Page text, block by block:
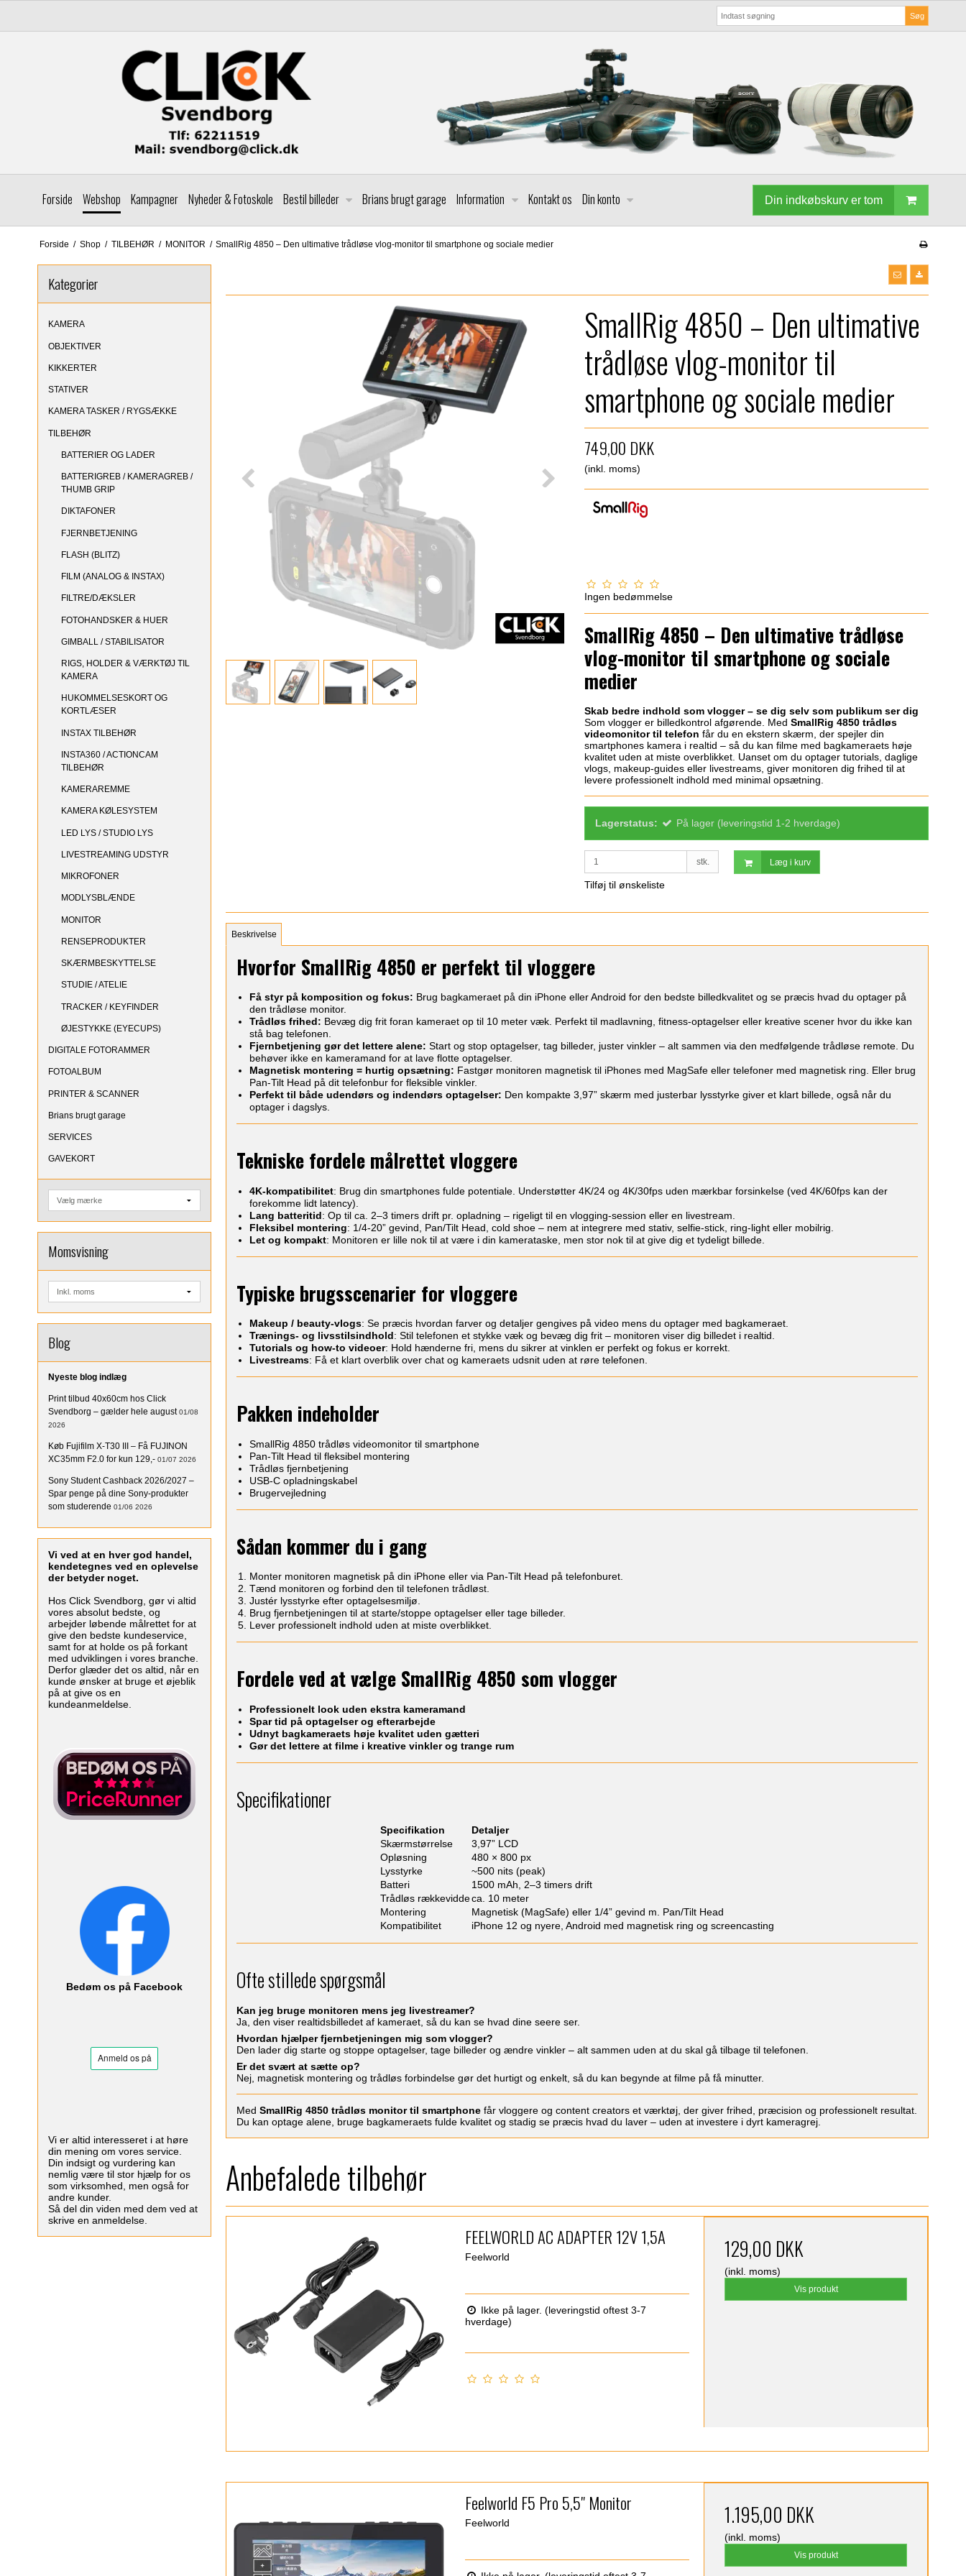
Søg
Forside Webshop Kampagner Nyheder & Fotoskole Bestil billeder Brians brugt garage Information Kontakt os Din konto Din indkøbskurv er tom
Forside / Shop / TILBEHØR / MONITOR / SmallRig 4850 – Den ultimative trådløse vlog-monitor til smartphone og sociale medier
Kategorier
KAMERA
OBJEKTIVER
KIKKERTER
STATIVER
KAMERA TASKER / RYGSÆKKE
TILBEHØR
BATTERIER OG LADER
BATTERIGREB / KAMERAGREB /
THUMB GRIP
DIKTAFONER
FJERNBETJENING
FLASH (BLITZ)
FILM (ANALOG & INSTAX)
FILTRE/DÆKSLER
FOTOHANDSKER & HUER
GIMBALL / STABILISATOR
RIGS, HOLDER & VÆRKTØJ TIL
KAMERA
HUKOMMELSESKORT OG
KORTLÆSER
INSTAX TILBEHØR
INSTA360 / ACTIONCAM
TILBEHØR
KAMERAREMME
KAMERA KØLESYSTEM
LED LYS / STUDIO LYS
LIVESTREAMING UDSTYR
MIKROFONER
MODLYSBLÆNDE
MONITOR
RENSEPRODUKTER
SKÆRMBESKYTTELSE
STUDIE / ATELIE
TRACKER / KEYFINDER
ØJESTYKKE (EYECUPS)
DIGITALE FOTORAMMER
FOTOALBUM
PRINTER & SCANNER
Brians brugt garage
SERVICES
GAVEKORT
Momsvisning
Blog
Nyeste blog indlæg
Print tilbud 40x60cm hos Click
Svendborg – gælder hele august 01/08
2026
Køb Fujifilm X-T30 III – Få FUJINON
XC35mm F2.0 for kun 129,- 01/07 2026
Sony Student Cashback 2026/2027 –
Spar penge på dine Sony-produkter
som studerende 01/06 2026
Vi ved at en hver god handel,
kendetegnes ved en oplevelse
der betyder noget.
Hos Click Svendborg, gør vi altid
vores absolut bedste, og
arbejder løbende målrettet for at
give den bedste kundeservice,
samt for at holde os på forkant
med udviklingen i vores branche.
Derfor glæder det os altid, når en
kunde ønsker at bruge et øjeblik
på at give os en
kundeanmeldelse.
Bedøm os på Facebook
Vi er altid interesseret i at høre
din mening om vores service.
Din indsigt og vurdering kan
nemlig være til stor hjælp for os
som virksomhed, men også for
andre kunder.
Så del din viden med dem ved at
skrive en anmeldelse.
SmallRig 4850 – Den ultimative
trådløse vlog-monitor til
smartphone og sociale medier
749,00 DKK
(inkl. moms)
Ingen bedømmelse
SmallRig 4850 – Den ultimative trådløse
vlog-monitor til smartphone og sociale
medier
Skab bedre indhold som vlogger – se dig selv som publikum ser dig
Som vlogger er billedkontrol afgørende. MedSmallRig 4850 trådløs
videomonitor til telefon får du en ekstern skærm, der spejler din
smartphones kamera i realtid – så du kan filme med bagkameraets høje
kvalitet uden at miste overblikket. Uanset om du optager tutorials, daglige
vlogs, makeup-guides eller livestreams, giver monitoren dig frihed til at
levere professionelt indhold med minimal opsætning.
Lagerstatus: På lager (leveringstid 1-2 hverdage)
stk. Læg i kurv
Tilføj til ønskeliste
Beskrivelse
Hvorfor SmallRig 4850 er perfekt til vloggere
Få styr på komposition og fokus: Brug bagkameraet på din iPhone eller Android for den bedste billedkvalitet og se præcis hvad du optager på
den trådløse monitor.
Trådløs frihed: Bevæg dig frit foran kameraet op til 10 meter væk. Perfekt til madlavning, fitness-optagelser eller kreative scener hvor du ikke kan
stå bag telefonen.
Fjernbetjening gør det lettere alene: Start og stop optagelser, tag billeder, juster vinkler – alt sammen via den medfølgende trådløse remote. Du
behøver ikke en kameramand for at lave flotte optagelser.
Magnetisk montering = hurtig opsætning: Fastgør monitoren magnetisk til iPhones med MagSafe eller telefoner med magnetisk ring. Eller brug
Pan-Tilt Head på dit telefonbur for fleksible vinkler.
Perfekt til både udendørs og indendørs optagelser: Den kompakte 3,97” skærm med justerbar lysstyrke giver et klart billede, også når du
optager i dagslys.
Tekniske fordele målrettet vloggere
4K-kompatibilitet: Brug din smartphones fulde potentiale. Understøtter 4K/24 og 4K/30fps uden mærkbar forsinkelse (ved 4K/60fps kan der
forekomme lidt latency).
Lang batteritid: Op til ca. 2–3 timers drift pr. opladning – rigeligt til en vlogging-session eller en livestream.
Fleksibel montering: 1/4-20” gevind, Pan/Tilt Head, cold shoe – nem at integrere med stativ, selfie-stick, ring-light eller mobilrig.
Let og kompakt: Monitoren er lille nok til at være i din kamerataske, men stor nok til at give dig et tydeligt billede.
Typiske brugsscenarier for vloggere
Makeup / beauty-vlogs: Se præcis hvordan farver og detaljer gengives på video mens du optager med bagkameraet.
Trænings- og livsstilsindhold: Stil telefonen et stykke væk og bevæg dig frit – monitoren viser dig billedet i realtid.
Tutorials og how-to videoer: Hold hænderne fri, mens du sikrer at vinklen er perfekt og fokus er korrekt.
Livestreams: Få et klart overblik over chat og kameraets udsnit uden at røre telefonen.
Pakken indeholder
SmallRig 4850 trådløs videomonitor til smartphone
Pan-Tilt Head til fleksibel montering
Trådløs fjernbetjening
USB-C opladningskabel
Brugervejledning
Sådan kommer du i gang
Monter monitoren magnetisk på din iPhone eller via Pan-Tilt Head på telefonburet.
Tænd monitoren og forbind den til telefonen trådløst.
Justér lysstyrke efter optagelsesmiljø.
Brug fjernbetjeningen til at starte/stoppe optagelser eller tage billeder.
Lever professionelt indhold uden at miste overblikket.
Fordele ved at vælge SmallRig 4850 som vlogger
Professionelt look uden ekstra kameramand
Spar tid på optagelser og efterarbejde
Udnyt bagkameraets høje kvalitet uden gætteri
Gør det lettere at filme i kreative vinkler og trange rum
Specifikationer
Specifikation
Detaljer
Skærmstørrelse
3,97” LCD
Opløsning
480 × 800 px
Lysstyrke
~500 nits (peak)
Batteri
1500 mAh, 2–3 timers drift
Trådløs rækkeviddeca. 10 meter
Montering
Magnetisk (MagSafe) eller 1/4” gevind m. Pan/Tilt Head
Kompatibilitet
iPhone 12 og nyere, Android med magnetisk ring og screencasting
Ofte stillede spørgsmål
Kan jeg bruge monitoren mens jeg livestreamer?
Ja, den viser realtidsbilledet af kameraet, så du kan se hvad dine seere ser.
Hvordan hjælper fjernbetjeningen mig som vlogger?
Den lader dig starte og stoppe optagelser, tage billeder og ændre vinkler – alt sammen uden at du skal gå tilbage til telefonen.
Er det svært at sætte op?
Nej, magnetisk montering og trådløs forbindelse gør det hurtigt og enkelt, så du kan begynde at filme på få minutter.
MedSmallRig 4850 trådløs monitor til smartphone får vloggere og content creators et værktøj, der giver frihed, præcision og professionelt resultat.
Du kan optage alene, bruge bagkameraets fulde kvalitet og stadig se præcis hvad du laver – uden at investere i dyrt kameragrej.
Anbefalede tilbehør
FEELWORLD AC ADAPTER 12V 1,5A
Feelworld
Ikke på lager. (leveringstid oftest 3-7
hverdage)
129,00 DKK
(inkl. moms)
Vis produkt
Feelworld F5 Pro 5,5" Monitor
Feelworld 1.195,00 DKK
(inkl. moms)
Vis produkt